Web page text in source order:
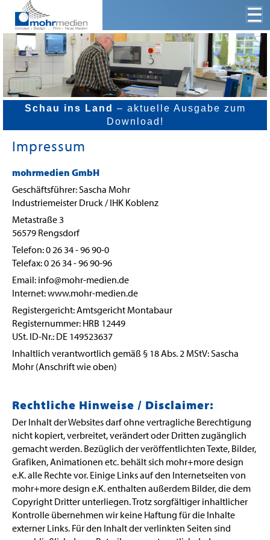
Schau ins Land
– aktuelle Ausgabe zum
Download!
Impressum
mohrmedien GmbH
Geschäftsführer: Sascha Mohr
Industriemeister Druck / IHK Koblenz
Metastraße 3
56579 Rengsdorf
Telefon: 0 26 34 - 96 90-0
Telefax: 0 26 34 - 96 90-96
Email: info@mohr-medien.de
Internet: www.mohr-medien.de
Registergericht: Amtsgericht Montabaur
Registernummer: HRB 12449
USt. ID-Nr.: DE 149523637
Inhaltlich verantwortlich gemäß § 18 Abs. 2 MStV: Sascha
Mohr (Anschrift wie oben)
Rechtliche Hinweise / Disclaimer:
Der Inhalt der Websites darf ohne vertragliche Berechtigung
nicht kopiert, verbreitet, verändert oder Dritten zugänglich
gemacht werden. Bezüglich der veröffentlichten Texte, Bilder,
Grafiken, Animationen etc. behält sich mohr+more design
e.K. alle Rechte vor. Einige Links auf den Internetseiten von
mohr+more design e.K. enthalten außerdem Bilder, die dem
Copyright Dritter unterliegen. Trotz sorgfältiger inhaltlicher
Kontrolle übernehmen wir keine Haftung für die Inhalte
externer Links. Für den Inhalt der verlinkten Seiten sind